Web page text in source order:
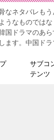
なネタバレも
うなものでは
国ドラマのあ
す。中国ドラ
サブコ
テンツ